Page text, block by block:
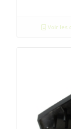
Voir les